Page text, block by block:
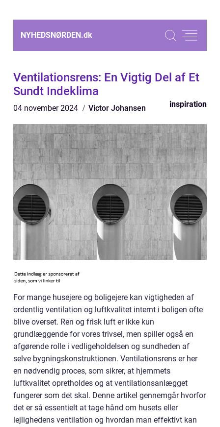
NYHEDSNØRDEN.dk
Ventilationsrens: En Vigtig Del af Et
Sundt Indeklima
04 november 2024 Victor Johansen inspiration
For mange husejere og boligejere kan vigtigheden af
ordentlig ventilation og luftkvalitet internt i boligen ofte
blive overset. Ren og frisk luft er ikke kun
grundlæggende for vores trivsel, men spiller også en
afgørende rolle i vedligeholdelsen og sundheden af
selve bygningskonstruktionen. Ventilationsrens er her
en nødvendig proces, som sikrer, at hjemmets
luftkvalitet opretholdes og at ventilationsanlægget
fungerer som det skal. Denne artikel gennemgår hvorfor
det er så essentielt at tage hånd om husets eller
lejlighedens ventilation og hvordan man effektivt kan